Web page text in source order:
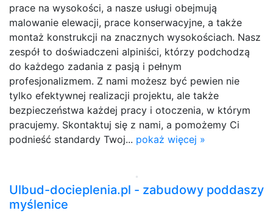
prace na wysokości, a nasze usługi obejmują
malowanie elewacji, prace konserwacyjne, a także
montaż konstrukcji na znacznych wysokościach. Nasz
zespół to doświadczeni alpiniści, którzy podchodzą
do każdego zadania z pasją i pełnym
profesjonalizmem. Z nami możesz być pewien nie
tylko efektywnej realizacji projektu, ale także
bezpieczeństwa każdej pracy i otoczenia, w którym
pracujemy. Skontaktuj się z nami, a pomożemy Ci
podnieść standardy Twoj... pokaż więcej »
Ulbud-docieplenia.pl - zabudowy poddaszy
myślenice